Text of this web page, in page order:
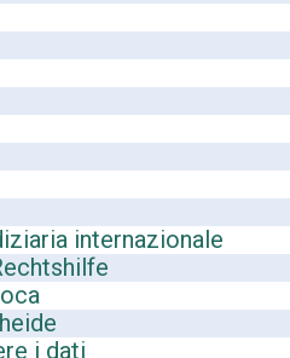
internazionale
i dati